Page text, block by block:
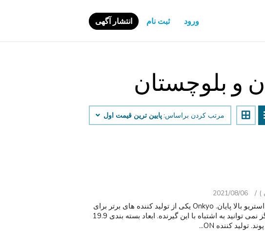
ورود ثبت نام انتشار آگهی
و بلوچستان
مرتب کردن براساس: پایین ‌ترین قیمت اول
2021/08/06
لذت بردن از خلوص موسیقی با این گیرنده استریو بالا پایان. Onkyo یکی از تولید کننده های برتر برای
تجهیزات موسیقی با کیفیت است. شما هرگز نمی توانید به اشتباه با این گیرنده. ابعاد بسته بندی 19.9